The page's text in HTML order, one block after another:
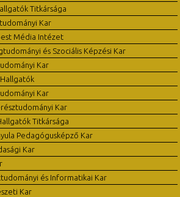
Titkársága
Kar
Média Intézet
és Szociális Képzési Kar
Kar
Kar
Kar
Titkársága
Pedagógusképző Kar
Kar
és Informatikai Kar
Kar